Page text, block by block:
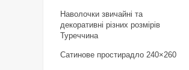
Наволочки звичайні та
декоративні різних розмірів
Туреччина
Сатинове простирадло 240×260